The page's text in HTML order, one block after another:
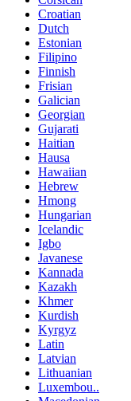
Croatian
Dutch
Estonian
Filipino
Finnish
Frisian
Galician
Georgian
Gujarati
Haitian
Hausa
Hawaiian
Hebrew
Hmong
Hungarian
Icelandic
Igbo
Javanese
Kannada
Kazakh
Khmer
Kurdish
Kyrgyz
Latin
Latvian
Lithuanian
Luxembou..